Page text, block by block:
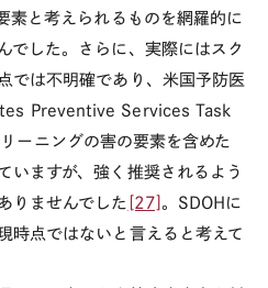
素と考えられるものを網羅的に
でした。さらに、実際にはスク
では不明確であり、米国予防医
Preventive Services Task
ーニングの害の要素を含めた
いますが、強く推奨されるよう
りませんでした [27] 。 SDOH に
時点ではないと言えると考えて